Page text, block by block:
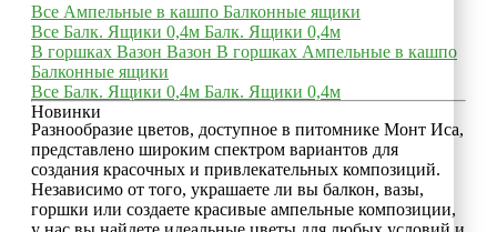
Все Ампельные в кашпо Балконные ящики
Все Балк. Ящики 0,4м Балк. Ящики 0,4м
В горшках Вазон Вазон В горшках Ампельные в кашпо
Балконные ящики
Все Балк. Ящики 0,4м Балк. Ящики 0,4м
Новинки
Разнообразие цветов, доступное в питомнике Монт Иса,
представлено широким спектром вариантов для
создания красочных и привлекательных композиций.
Независимо от того, украшаете ли вы балкон, вазы,
горшки или создаете красивые ампельные композиции,